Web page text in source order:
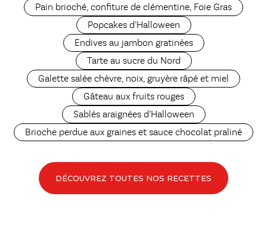
Pain brioché, confiture de clémentine, Foie Gras
Popcakes d’Halloween
Endives au jambon gratinées
Tarte au sucre du Nord
Galette salée chèvre, noix, gruyère râpé et miel
Gâteau aux fruits rouges
Sablés araignées d’Halloween
Brioche perdue aux graines et sauce chocolat praliné
DÉCOUVREZ TOUTES NOS RECETTES